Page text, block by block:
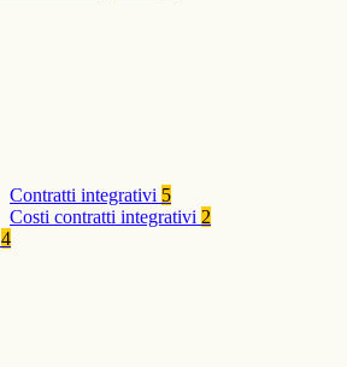
Contratti integrativi 5
Costi contratti integrativi 2
4